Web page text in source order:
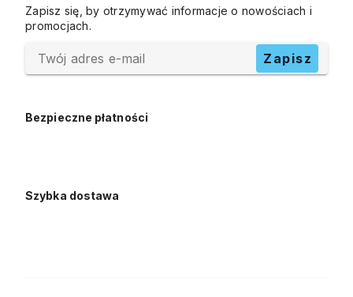
Zapisz się, by otrzymywać informacje o nowościach i
promocjach.
Twój adres e-mail Zapisz
Bezpieczne płatności
Szybka dostawa